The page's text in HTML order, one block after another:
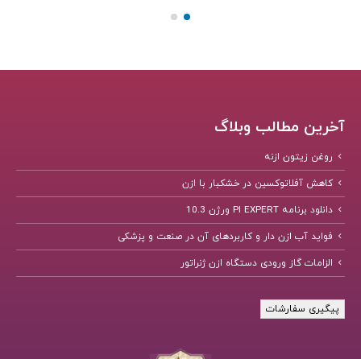
آخرین مطالب وبلاگ
روغن زیتون ازنه
کاهش آفلاتوکسین در خشکبار با ازن
دانلود برنامه PI EXPERT ورژن 10.3
فواید آب ازن دار و کاربردهای آن در صنعت و پزشکی
الزامات گاز ورودی دستگاه ازن ژنراتور
پیگیری سفارشات